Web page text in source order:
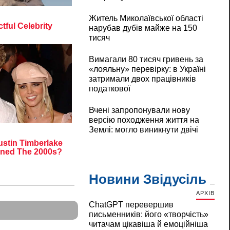
Житель Миколаївської області
нарубав дубів майже на 150
тисяч
Вимагали 80 тисяч гривень за
«лояльну» перевірку: в Україні
затримали двох працівників
податкової
Вчені запропонували нову
версію походження життя на
Землі: могло виникнути двічі
Новини Звідусіль
АРХІВ
ChatGPT перевершив
письменників: його «творчість»
читачам цікавіша й емоційніша